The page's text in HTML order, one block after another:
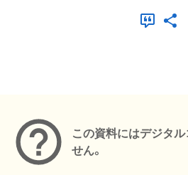
この資料にはデジタ
せん。